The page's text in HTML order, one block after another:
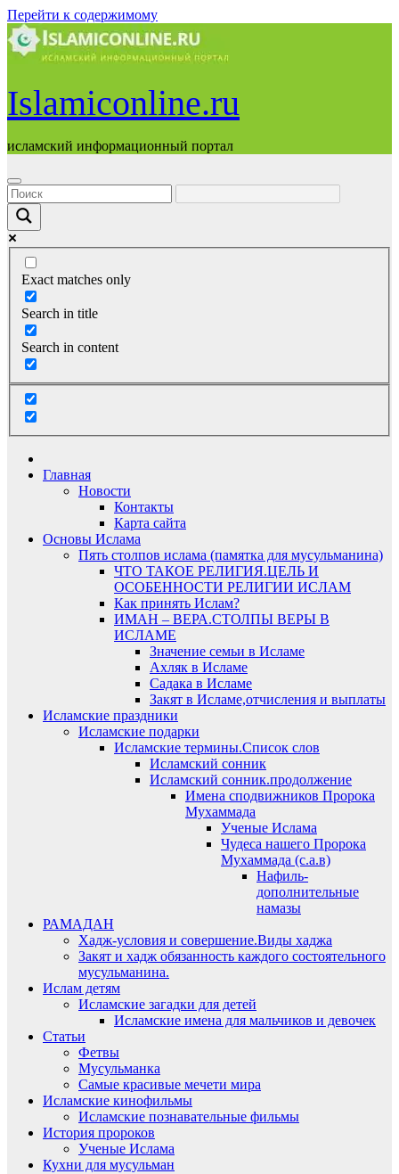
Перейти к содержимому
Islamiconline.ru
исламский информационный портал
Exact matches only
Search in title
Search in content
Главная
Новости
Контакты
Карта сайта
Основы Ислама
Пять столпов ислама (памятка для мусульманина)
ЧТО ТАКОЕ РЕЛИГИЯ.ЦЕЛЬ И
ОСОБЕННОСТИ РЕЛИГИИ ИСЛАМ
Как принять Ислам?
ИМАН – ВЕРА.СТОЛПЫ ВЕРЫ В
ИСЛАМЕ
Значение семьи в Исламе
Ахляк в Исламе
Садака в Исламе
Закят в Исламе,отчисления и выплаты
Исламские праздники
Исламские подарки
Исламские термины.Список слов
Исламский сонник
Исламский сонник.продолжение
Имена сподвижников Пророка
Мухаммада
Ученые Ислама
Чудеса нашего Пророка
Мухаммада (с.а.в)
Нафиль-
дополнительные
намазы
РАМАДАН
Хадж-условия и совершение.Виды хаджа
Закят и хадж обязанность каждого состоятельного
мусульманина.
Ислам детям
Исламские загадки для детей
Исламские имена для мальчиков и девочек
Статьи
Фетвы
Мусульманка
Самые красивые мечети мира
Исламские кинофильмы
Исламские познавательные фильмы
История пророков
Ученые Ислама
Кухни для мусульман